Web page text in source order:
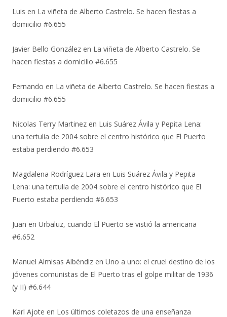
Luis en La viñeta de Alberto Castrelo. Se hacen fiestas a
domicilio #6.655
Javier Bello González en La viñeta de Alberto Castrelo. Se
hacen fiestas a domicilio #6.655
Fernando en La viñeta de Alberto Castrelo. Se hacen fiestas a
domicilio #6.655
Nicolas Terry Martinez en Luis Suárez Ávila y Pepita Lena:
una tertulia de 2004 sobre el centro histórico que El Puerto
estaba perdiendo #6.653
Magdalena Rodríguez Lara en Luis Suárez Ávila y Pepita
Lena: una tertulia de 2004 sobre el centro histórico que El
Puerto estaba perdiendo #6.653
Juan en Urbaluz, cuando El Puerto se vistió la americana
#6.652
Manuel Almisas Albéndiz en Uno a uno: el cruel destino de los
jóvenes comunistas de El Puerto tras el golpe militar de 1936
(y II) #6.644
Karl Ajote en Los últimos coletazos de una enseñanza